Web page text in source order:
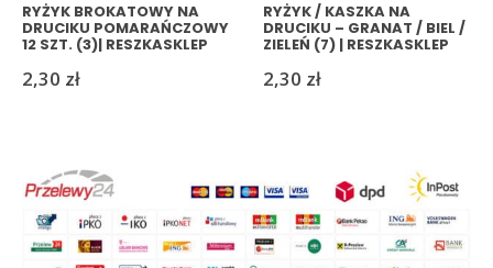
RYŻYK BROKATOWY NA
DRUCIKU POMARAŃCZOWY
12 SZT. (3)| RESZKASKLEP
2,30 zł
RYŻYK / KASZKA NA
DRUCIKU – GRANAT / BIEL /
ZIELEŃ (7) | RESZKASKLEP
2,30 zł